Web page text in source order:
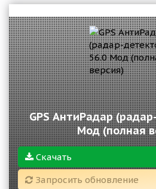
GPS АнтиРадар
Мод (полная
Скачать
Запросить обновление